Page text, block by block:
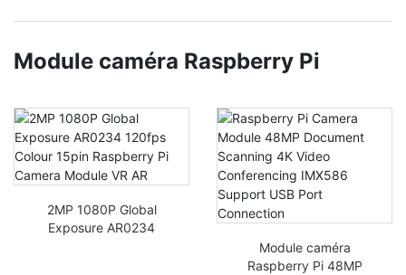
Module caméra Raspberry Pi
2MP 1080P Global
Exposure AR0234
Module caméra
Raspberry Pi 48MP